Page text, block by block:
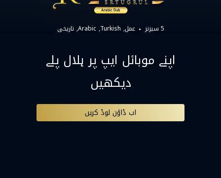
5 سیزنز عمل Turkish
Arabic تاریخی
اپنے موبائل ایپ پر ہلال پلے
دیکھیں
اب ڈاؤن لوڈ کریں